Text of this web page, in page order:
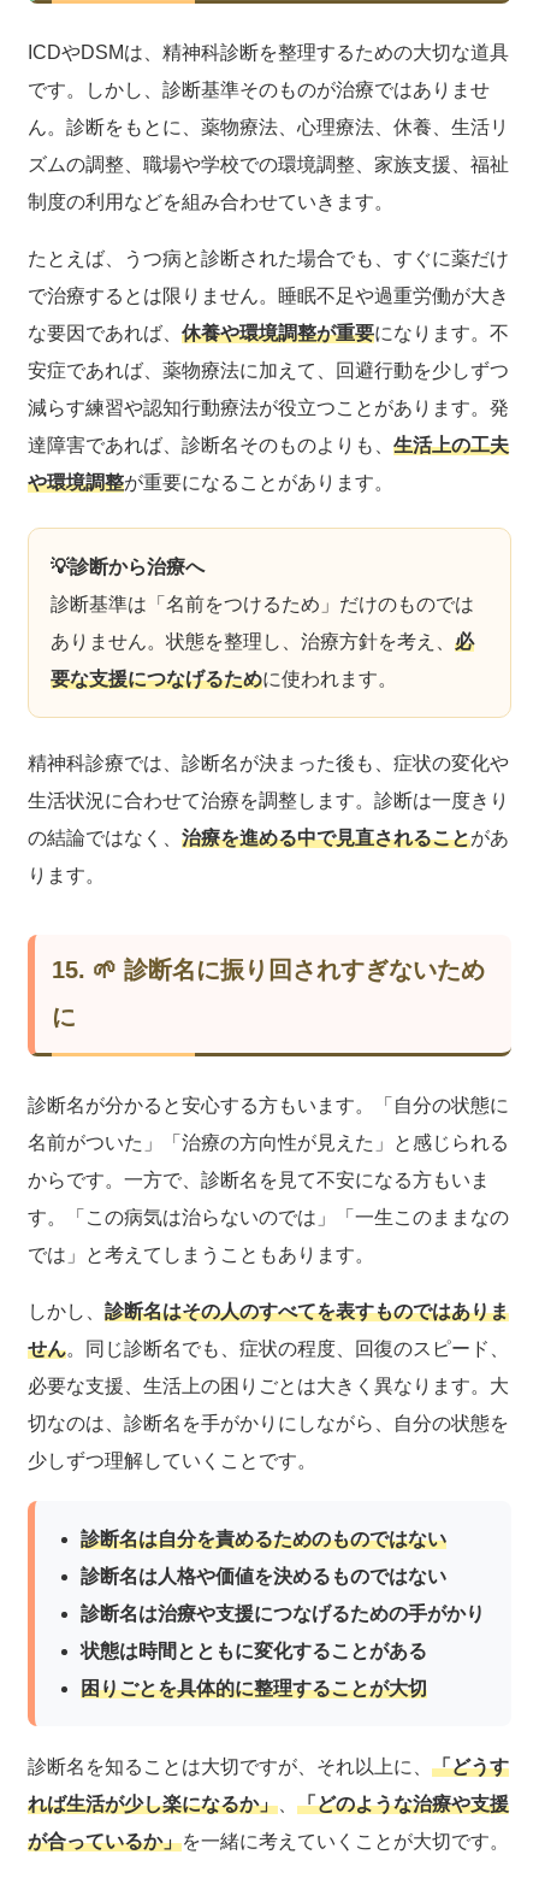
ICDやDSMは、精神科診断を整理するための大切な道具
です。しかし、診断基準そのものが治療ではありませ
ん。診断をもとに、薬物療法、心理療法、休養、生活リ
ズムの調整、職場や学校での環境調整、家族支援、福祉
制度の利用などを組み合わせていきます。
たとえば、うつ病と診断された場合でも、すぐに薬だけ
で治療するとは限りません。睡眠不足や過重労働が大き
な要因であれば、休養や環境調整が重要になります。不
安症であれば、薬物療法に加えて、回避行動を少しずつ
減らす練習や認知行動療法が役立つことがあります。発
達障害であれば、診断名そのものよりも、生活上の工夫
や環境調整が重要になることがあります。
💡診断から治療へ
診断基準は「名前をつけるため」だけのものでは
ありません。状態を整理し、治療方針を考え、必
要な支援につなげるために使われます。
精神科診療では、診断名が決まった後も、症状の変化や
生活状況に合わせて治療を調整します。診断は一度きり
の結論ではなく、治療を進める中で見直されることがあ
ります。
15. 🌱 診断名に振り回されすぎないため
に
診断名が分かると安心する方もいます。「自分の状態に
名前がついた」「治療の方向性が見えた」と感じられる
からです。一方で、診断名を見て不安になる方もいま
す。「この病気は治らないのでは」「一生このままなの
では」と考えてしまうこともあります。
しかし、診断名はその人のすべてを表すものではありま
せん。同じ診断名でも、症状の程度、回復のスピード、
必要な支援、生活上の困りごとは大きく異なります。大
切なのは、診断名を手がかりにしながら、自分の状態を
少しずつ理解していくことです。
診断名は自分を責めるためのものではない
診断名は人格や価値を決めるものではない
診断名は治療や支援につなげるための手がかり
状態は時間とともに変化することがある
困りごとを具体的に整理することが大切
診断名を知ることは大切ですが、それ以上に、「どうす
れば生活が少し楽になるか」 、「どのような治療や支援
が合っているか」を一緒に考えていくことが大切です。